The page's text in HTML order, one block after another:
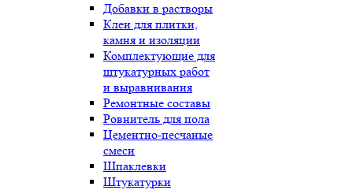
Добавки в растворы
Клеи для плитки,
камня и изоляции
Комплектующие для
штукатурных работ
и выравнивания
Ремонтные составы
Ровнитель для пола
Цементно-песчаные
смеси
Шпаклевки
Штукатурки